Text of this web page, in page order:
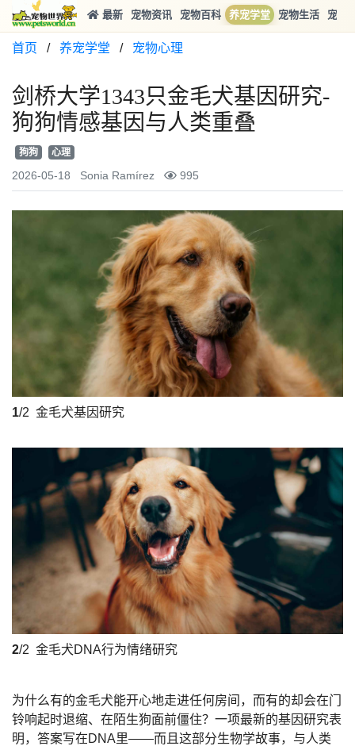
最新 宠物资讯 宠物百科 养宠学堂 宠物生活 宠物
首页 / 养宠学堂 / 宠物心理
剑桥大学1343只金毛犬基因研究-
狗狗情感基因与人类重叠
狗狗 心理
2026-05-18 Sonia Ramírez 995
1/2 金毛犬基因研究
2/2 金毛犬DNA行为情绪研究
为什么有的金毛犬能开心地走进任何房间，而有的却会在门
铃响起时退缩、在陌生狗面前僵住？一项最新的基因研究表
明， 答案写在DNA里——而且这部分生物学故事，与人类